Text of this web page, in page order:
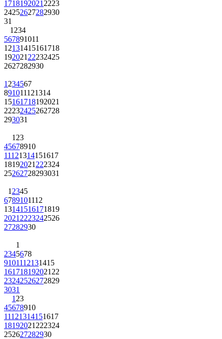
1718192021 2223
24252627282930
31
1 234
567891011
12131415161718
192021 22232425
2627282930
1 234567
891011121314
15161718192021
22232425262728
293031
1 23
45678910
11121314151617
18192021 222324
25262728293031
1 2345
6789101112
13141516171819
2021 2223242526
27282930
1
2345678
9101112131415
161718192021 22
23242526272829
3031
1 23
45678910
11121314151617
18192021 222324
252627282930